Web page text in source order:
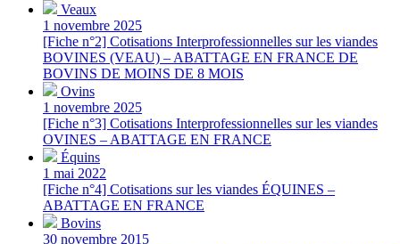
Veaux
1 novembre 2025
[Fiche n°2] Cotisations Interprofessionnelles sur les viandes
BOVINES (VEAU) – ABATTAGE EN FRANCE DE
BOVINS DE MOINS DE 8 MOIS
Ovins
1 novembre 2025
[Fiche n°3] Cotisations Interprofessionnelles sur les viandes
OVINES – ABATTAGE EN FRANCE
Équins
1 mai 2022
[Fiche n°4] Cotisations sur les viandes ÉQUINES –
ABATTAGE EN FRANCE
Bovins
30 novembre 2015